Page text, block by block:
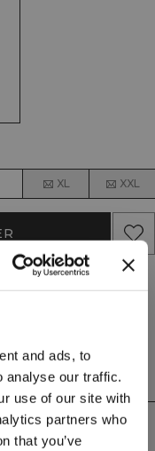
and ads, to
analyse our traffic.
use of our site with
partners who
that you’ve
XL XXL
et le confort au
extensible dans quatre
pose en douceur contre la
détails en maille piquée le
que la fermeture éclair
ouvertures pour les
un confort
la poitrine améliore la
8% elastane.